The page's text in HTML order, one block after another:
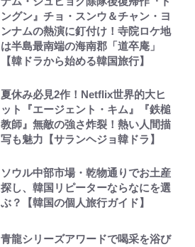
ングン』チョ・スンウ＆チャン・ヨ
ンナムの熱演に釘付け！寺院ロケ地
は半島最南端の海南郡「道卒庵」
【韓ドラから始める韓国旅行】
夏休み必見2作！Netflix世界的大ヒ
ット『エージェント・キム』『鉄槌
教師』無敵の強さ炸裂！熱い人間描
写も魅力【サランヘジョ韓ドラ】
ソウル中部市場・乾物通りでお土産
探し、韓国リピーターならなにを選
ぶ？【韓国の個人旅行ガイド】
青龍シリーズアワードで喝采を浴び